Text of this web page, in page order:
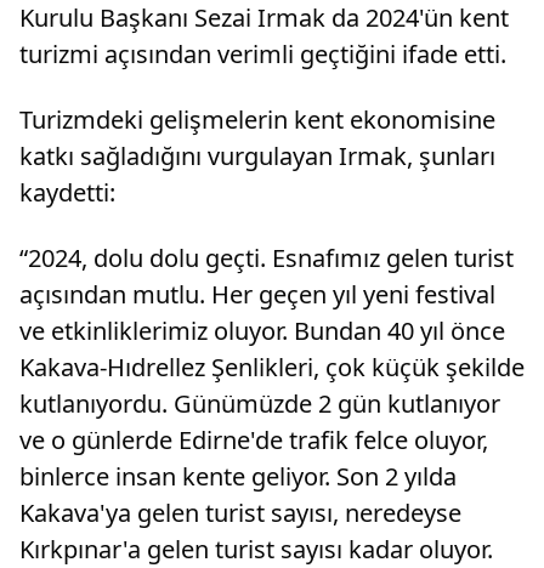
Kurulu Başkanı Sezai Irmak da 2024'ün kent
turizmi açısından verimli geçtiğini ifade etti.
Turizmdeki gelişmelerin kent ekonomisine
katkı sağladığını vurgulayan Irmak, şunları
kaydetti:
“2024, dolu dolu geçti. Esnafımız gelen turist
açısından mutlu. Her geçen yıl yeni festival
ve etkinliklerimiz oluyor. Bundan 40 yıl önce
Kakava-Hıdrellez Şenlikleri, çok küçük şekilde
kutlanıyordu. Günümüzde 2 gün kutlanıyor
ve o günlerde Edirne'de trafik felce oluyor,
binlerce insan kente geliyor. Son 2 yılda
Kakava'ya gelen turist sayısı, neredeyse
Kırkpınar'a gelen turist sayısı kadar oluyor.